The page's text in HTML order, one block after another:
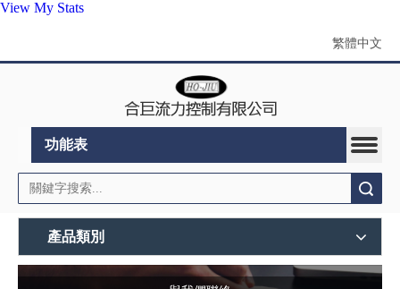
View My Stats
繁體中文
功能表
產品類別